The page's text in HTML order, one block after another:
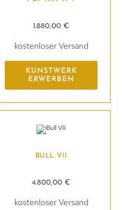
1.880,00€
kostenloser Versand
KUNSTWERK
ERWERBEN
BULL VII
4.800,00€
kostenloser Versand